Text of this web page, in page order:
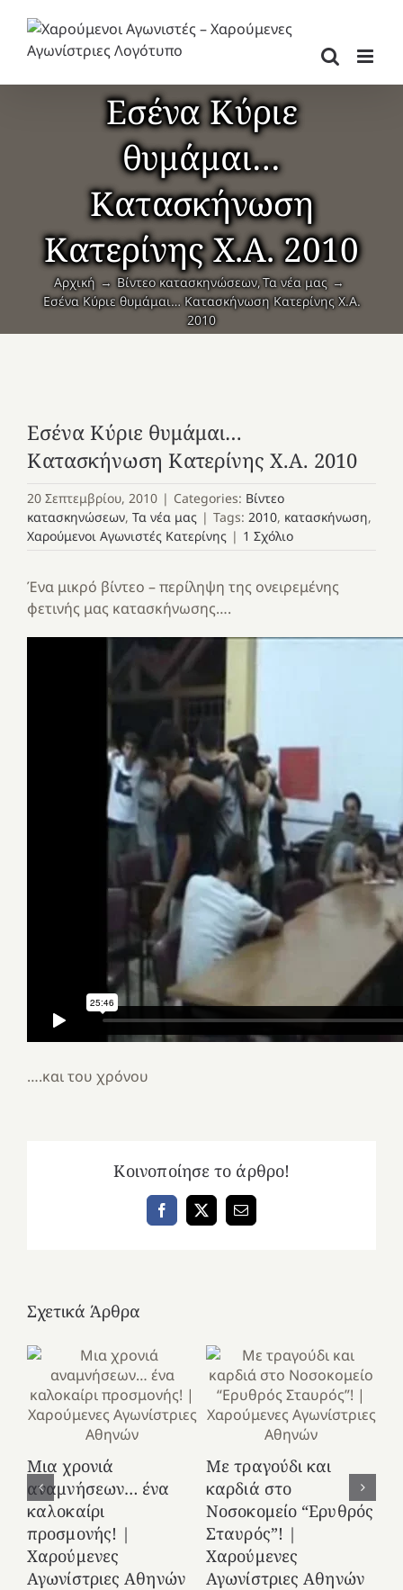
περιεχόμενο
Εσένα Κύριε
θυμάμαι…
Κατασκήνωση
Κατερίνης Χ.Α. 2010
Αρχική Βίντεο κατασκηνώσεων Τα νέα μας
Εσένα Κύριε θυμάμαι… Κατασκήνωση Κατερίνης Χ.Α.
2010
Εσένα Κύριε θυμάμαι…
Κατασκήνωση Κατερίνης Χ.Α. 2010
20 Σεπτεμβρίου, 2010 | Categories: Βίντεο
κατασκηνώσεων, Τα νέα μας | Tags: 2010, κατασκήνωση,
Χαρούμενοι Αγωνιστές Κατερίνης | 1 Σχόλιο
Ένα μικρό βίντεο – περίληψη της ονειρεμένης
φετινής μας κατασκήνωσης….
….και του χρόνου
Κοινοποίησε το άρθρο!
Facebook
X Email
Σχετικά Άρθρα
Μια χρονιά
αναμνήσεων… ένα
καλοκαίρι
προσμονής! |
Χαρούμενες
Αγωνίστριες Αθηνών
Με τραγούδι και
καρδιά στο
Νοσοκομείο “Ερυθρός
Σταυρός”! |
Χαρούμενες
Αγωνίστριες Αθηνών